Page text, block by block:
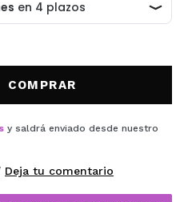
COMPRAR
s y saldrá enviado desde nuestro
Deja tu comentario